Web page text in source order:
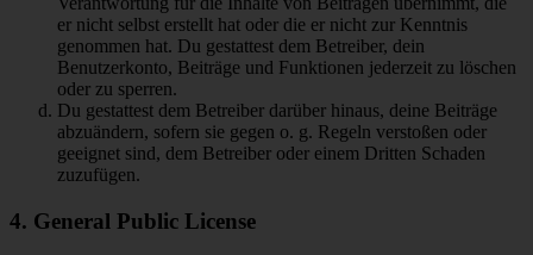
er nicht selbst erstellt hat oder die er nicht zur Kenntnis
genommen hat. Du gestattest dem Betreiber, dein
Benutzerkonto, Beiträge und Funktionen jederzeit zu löschen
oder zu sperren.
Du gestattest dem Betreiber darüber hinaus, deine Beiträge
abzuändern, sofern sie gegen o. g. Regeln verstoßen oder
geeignet sind, dem Betreiber oder einem Dritten Schaden
zuzufügen.
4. General Public License